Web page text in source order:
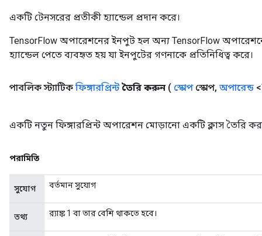
একটি টেনসরের প্রতীকী হ্যান্ডেল প্রদান করে।
TensorFlow অপারেশনের ইনপুট হল অন্য TensorFlow
হ্যান্ডেল পেতে ব্যবহৃত হয় যা ইনপুটের গণনাকে প্রতিনিধিত্ব করে।
পাবলিক স্ট্যাটিক ফিঙ্গারপ্রিন্ট তৈরি করুন ( স্কোপস্কোপ, অপারেন্ড
একটি নতুন ফিঙ্গারপ্রিন্ট অপারেশন মোড়ানো একটি ক্লাস তৈরি
পরামিতি
সুযোগ বর্তমান সুযোগ
তথ্য র‍্যাঙ্ক 1 বা তার বেশি থাকতে হবে।